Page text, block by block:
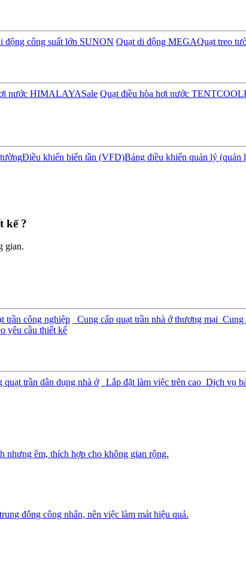
động công suất lớn SUNON Quạt di động MEGAQuạt treo
nước HIMALAYASale Quạt điều hòa hơi nước
Điều khiển biến tần (VFD)Bảng điều khiển quản lý (quản
kế ?
gian.
trần công nghiệp Cung cấp quạt trần nhà ở thương mại Cung
yêu cầu thiết kế
quạt trần dân dụng nhà ở Lắp đặt làm việc trên cao Dịch vụ
êm, thích hợp cho không gian rộng.
đông công nhân, nên việc làm mát hiệu quả.